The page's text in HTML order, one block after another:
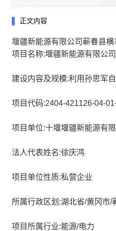
正文内容
堰疆新能源有限公司蕲春县
项目名称:堰疆新能源有限公
建设内容及规模:利用孙思军
项目代码:2404-421126-04-
项目单位:十堰堰疆新能源有
法人代表姓名:徐庆鸿
项目单位性质:私营企业
所属行政区划:湖北省/黄冈市/
项目所属行业:能源/电力